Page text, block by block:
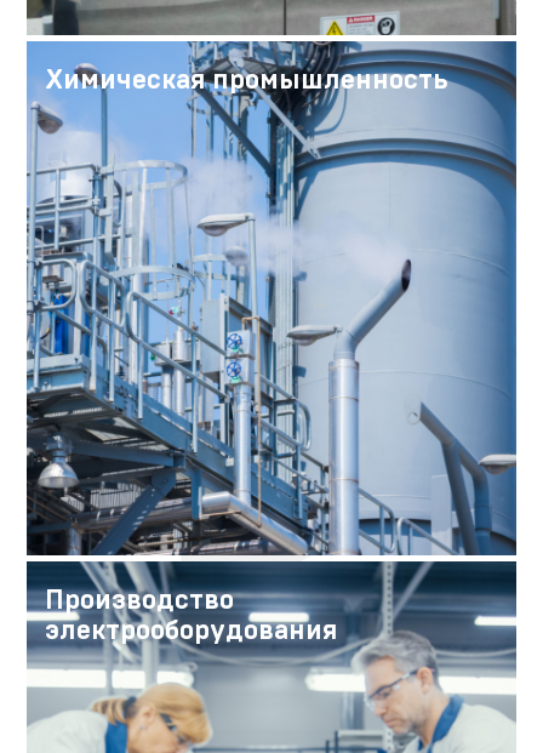
Химическая промышленность
Производство
электрооборудования